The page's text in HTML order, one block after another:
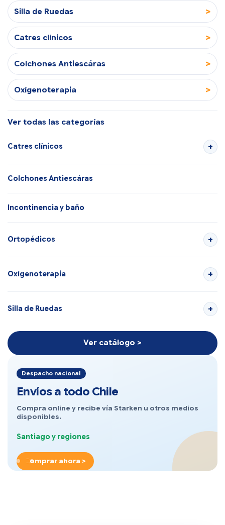
Silla de Ruedas >
Catres clínicos >
Colchones Antiescáras >
Oxígenoterapia >
Ver todas las categorías
Catres clínicos
Colchones Antiescáras
Incontinencia y baño
Ortopédicos
Oxígenoterapia
Silla de Ruedas
Ver catálogo >
Despacho nacional
Envíos a todo Chile
Compra online y recibe vía Starken u otros medios
disponibles.
Santiago y regiones
Comprar ahora >